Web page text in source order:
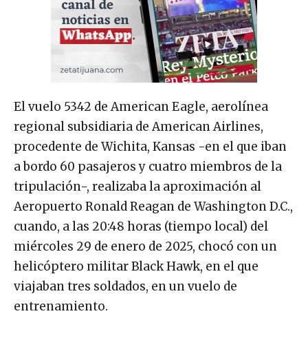
El vuelo 5342 de American Eagle, aerolínea
regional subsidiaria de American Airlines,
procedente de Wichita, Kansas -en el que iban
a bordo 60 pasajeros y cuatro miembros de la
tripulación-, realizaba la aproximación al
Aeropuerto Ronald Reagan de Washington D.C.,
cuando, a las 20:48 horas (tiempo local) del
miércoles 29 de enero de 2025, chocó con un
helicóptero militar Black Hawk, en el que
viajaban tres soldados, en un vuelo de
entrenamiento.